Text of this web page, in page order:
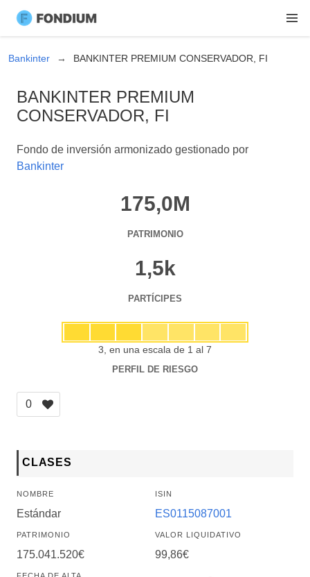
Bankinter BANKINTER PREMIUM CONSERVADOR, FI
BANKINTER PREMIUM
CONSERVADOR, FI
Fondo de inversión armonizado gestionado por
Bankinter
175,0M
PATRIMONIO
1,5k
PARTÍCIPES
3, en una escala de 1 al 7
PERFIL DE RIESGO
0
CLASES
NOMBRE
Estándar
ISIN
ES0115087001
PATRIMONIO
175.041.520€
VALOR LIQUIDATIVO
99,86€